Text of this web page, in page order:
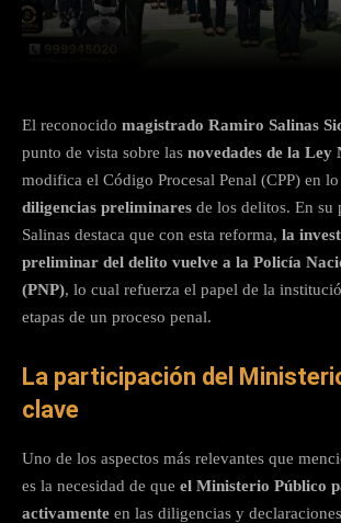
Twitter
El reconocido magistrado Ramiro Salinas
punto de vista sobre las novedades de la Ley
modifica el Código Procesal Penal (CPP) en
diligencias preliminares de los delitos. En su
Salinas destaca que con esta reforma, la
preliminar del delito vuelve a la Policía
(PNP), lo cual refuerza el papel de la
etapas de un proceso penal.
La participación del
clave
Uno de los aspectos más relevantes que
es la necesidad de que el Ministerio Público
activamente en las diligencias y